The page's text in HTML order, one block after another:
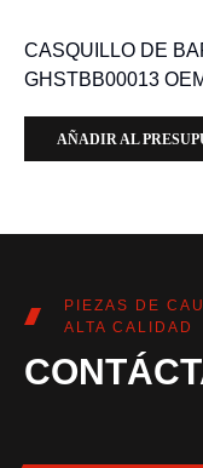
CASQUILLO DE
GHSTBB00013
AÑADIR AL
PIEZAS DE
ALTA CALIDAD